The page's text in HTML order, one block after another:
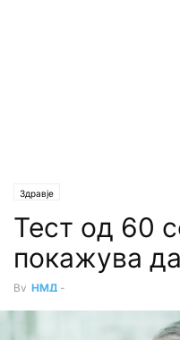
Здравје
Тест од 60
покажува
By НМД -